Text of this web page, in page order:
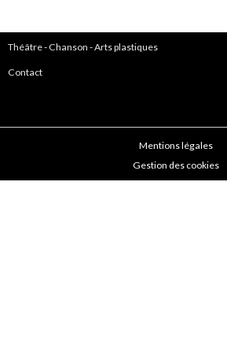
Théâtre-Chanson -Arts plastiques
Contact
Mentions légales
Gestion des cookies